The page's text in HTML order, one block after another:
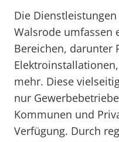
Die
Walsrode umfassen
Bereichen, darunter
mehr. Diese
nur
Kommunen und
Verfügung. Durch